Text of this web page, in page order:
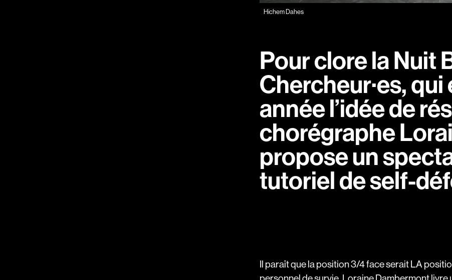
Hichem Dahes
Pour clore la Nuit
Chercheur·es,
année l’idée de
chorégraphe
propose un
tutoriel de self-
Il paraît que la position 3/4 face serait LA